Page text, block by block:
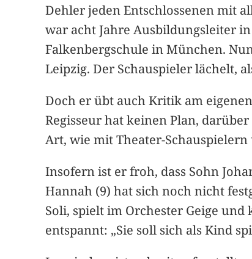
Dehler jeden Entschlossenen mit
war acht Jahre Ausbildungsleiter
Falkenbergschule in München.
Leipzig. Der Schauspieler lächelt,
Doch er übt auch Kritik am
Regisseur hat keinen Plan,
Art, wie mit Theater-Schauspielern
Insofern ist er froh, dass Sohn
Hannah (9) hat sich noch nicht
Soli, spielt im Orchester Geige
entspannt: „Sie soll sich als Kind